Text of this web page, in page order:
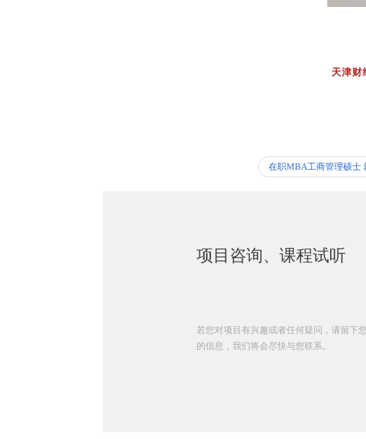
天津
在职MBA工商管理硕士
项目咨询、课程试听
若您对项目有兴趣或者任何疑问，请留下您
的信息，我们将会尽快与您联系。